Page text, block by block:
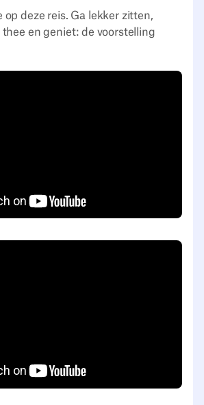
op deze reis. Ga lekker zitten,
thee en geniet: de voorstelling